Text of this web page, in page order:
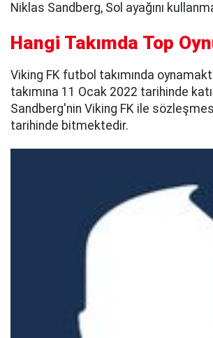
Niklas Sandberg, Sol ayağını
Hangi Takımda Top
Viking FK futbol takımında
takımına 11 Ocak 2022 tarihinde
Sandberg'nin Viking FK ile
tarihinde bitmektedir.